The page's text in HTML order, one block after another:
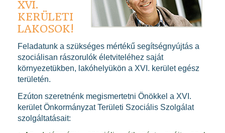
XVI.
KERÜLETI
LAKOSOK!
Feladatunk a szükséges mértékű segítségnyújtás a
szociálisan rászorulók életviteléhez saját
környezetükben, lakóhelyükön a XVI. kerület egész
területén.
Ezúton szeretnénk megismertetni Önökkel a XVI.
kerület Önkormányzat Területi Szociális Szolgálat
szolgáltatásait: